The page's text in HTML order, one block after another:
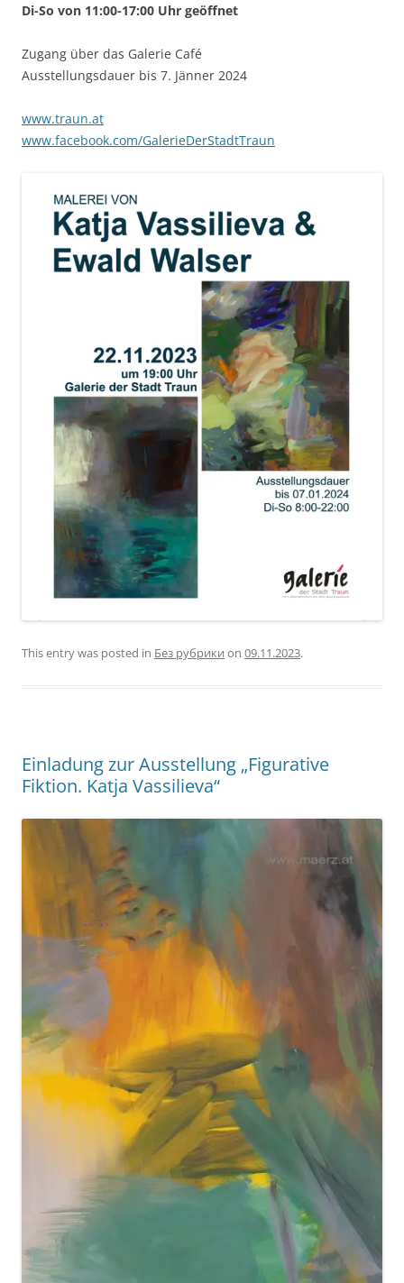
Di-So von 11:00-17:00 Uhr geöffnet
Zugang über das Galerie Café
Ausstellungsdauer bis 7. Jänner 2024
www.traun.at
www.facebook.com/GalerieDerStadtTraun
This entry was posted in Без рубрики on 09.11.2023.
Einladung zur Ausstellung „Figurative
Fiktion. Katja Vassilieva“